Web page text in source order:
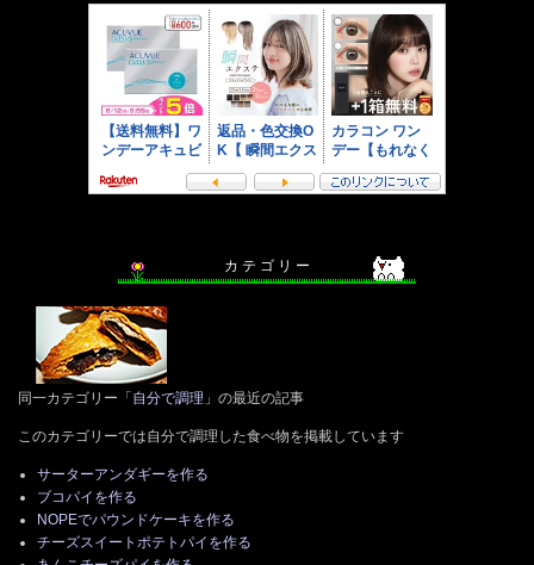
カ テ ゴ リ ー
同一カテゴリー「自分で調理 」の最近の記事
このカテゴリーでは自分で調理した食べ物を掲載しています
サーターアンダギーを作る
ブコパイを作る
NOPEでパウンドケーキを作る
チーズスイートポテトパイを作る